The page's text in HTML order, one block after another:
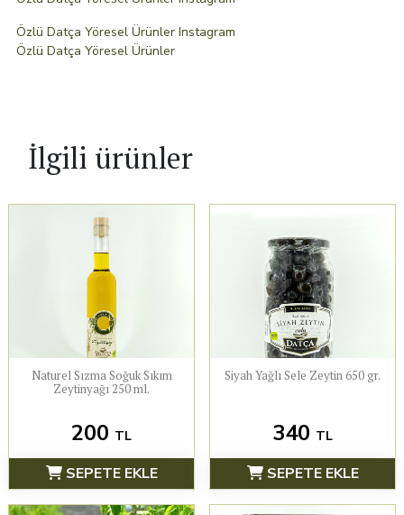
Özlü Datça Yöresel Ürünler Instagram
Özlü Datça Yöresel Ürünler
İlgili ürünler
Naturel Sızma Soğuk Sıkım
Zeytinyağı 250 ml.
200 TL
SEPETE EKLE
Siyah Yağlı Sele Zeytin 650 gr.
340 TL
SEPETE EKLE